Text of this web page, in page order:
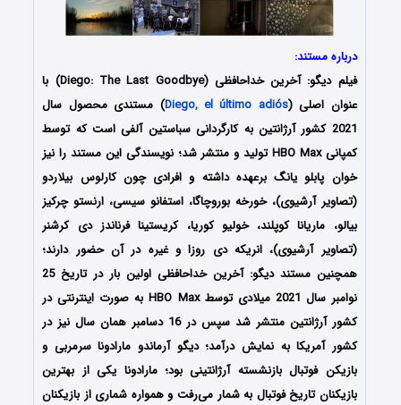
درباره مستند:
فیلم دیگو: آخرین خداحافظی (Diego: The Last Goodbye) با
عنوان اصلی (Diego, el último adiós) مستندی محصول سال
2021 کشور آرژانتین به کارگردانی سباستین آلفی است که توسط
کمپانی HBO Max تولید و منتشر شد؛ نویسندگی این مستند را نیز
خوان پابلو یانگ برعهده داشته‌ و افرادی چون کارلوس بیلاردو
(تصاویر آرشیوی)، خورخه بوروچاگا، استفانو سیسی، ارنستو چرکیز
بیالو، ماریانا کوپلند، خولیو کوریا، کریستینا فرناندز دی کرشنر
(تصاویر آرشیوی)، انریکه دی روزا و غیره در آن حضور دارند؛
همچنین مستند دیگو: آخرین خداحافظی اولین بار در تاریخ 25
نوامبر سال 2021 میلادی توسط HBO Max به صورت اینترنتی در
کشور آرژانتین منتشر شد سپس در 16 دسامبر همان سال نیز در
کشور آمریکا به نمایش درآمد؛ دیگو آرماندو مارادونا سرمربی و
بازیکن فوتبال بازنشسته آرژانتینی بود؛ مارادونا یکی از بهترین
بازیکنان تاریخ فوتبال به‌ شمار می‌رفت و همواره شماری از بازیکنان